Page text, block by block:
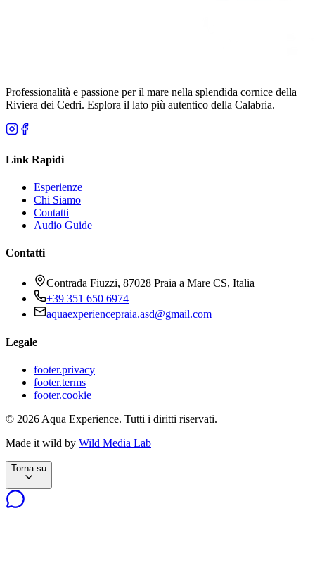
Professionalità e passione per il mare nella splendida cornice della
Riviera dei Cedri. Esplora il lato più autentico della Calabria.
Link Rapidi
Esperienze
Chi Siamo
Contatti
Audio Guide
Contatti
Contrada Fiuzzi, 87028 Praia a Mare CS, Italia
+39 351 650 6974
aquaexperiencepraia.asd@gmail.com
Legale
footer.privacy
footer.terms
footer.cookie
© 2026 Aqua Experience. Tutti i diritti riservati.
Made it wild by Wild Media Lab
Torna su